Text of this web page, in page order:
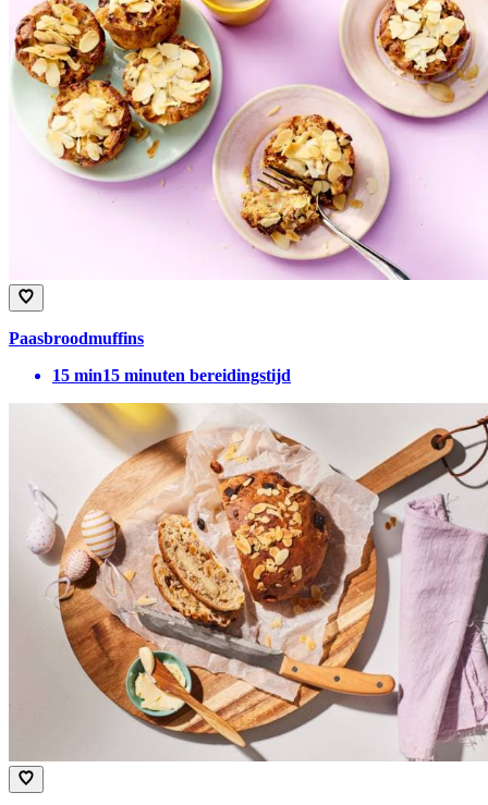
Paasbroodmuffins​
15 min15 minuten bereidingstijd